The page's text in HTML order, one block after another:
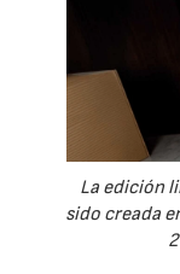
La edición
sido creada